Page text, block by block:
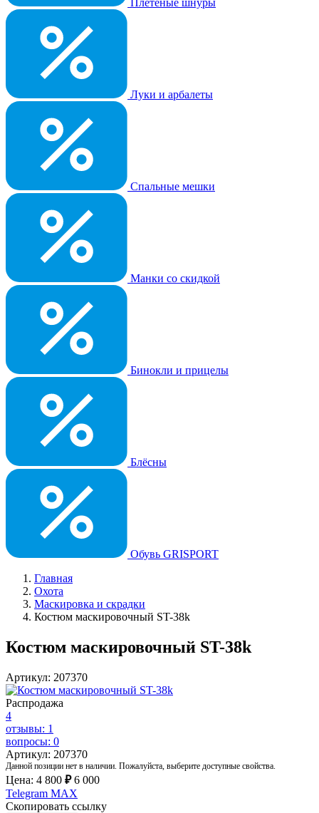
Плетеные шнуры
Луки и арбалеты
Спальные мешки
Манки со скидкой
Бинокли и прицелы
Блёсны
Обувь GRISPORT
Главная
Охота
Маскировка и скрадки
Костюм маскировочный ST-38k
Костюм маскировочный ST-38k
Артикул: 207370
Распродажа
4
отзывы: 1
вопросы: 0
Артикул: 207370
Данной позиции нет в наличии. Пожалуйста, выберите доступные свойства.
Цена: 4 800 ₽ 6 000
Telegram MAX
Скопировать ссылку